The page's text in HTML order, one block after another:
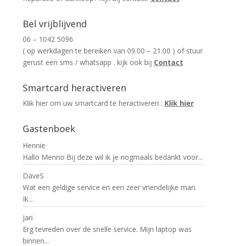
Bel vrijblijvend
06 – 1042 5096
( op werkdagen te bereiken van 09.00 – 21.00 ) of stuur
gerust een sms / whatsapp . kijk ook bij Contact
Smartcard heractiveren
Klik hier om uw smartcard te heractiveren : Klik hier
Gastenboek
Hennie
Hallo Menno Bij deze wil ik je nogmaals bedankt voor...
DaveS
Wat een geldige service en een zeer vriendelijke man.
Ik...
Jari
Erg tevreden over de snelle service. Mijn laptop was
binnen...